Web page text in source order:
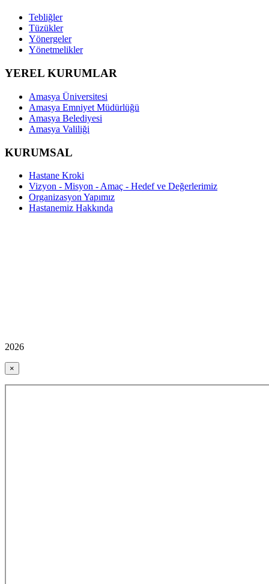
Tebliğler
Tüzükler
Yönergeler
Yönetmelikler
YEREL KURUMLAR
Amasya Üniversitesi
Amasya Emniyet Müdürlüğü
Amasya Belediyesi
Amasya Valiliği
KURUMSAL
Hastane Kroki
Vizyon - Misyon - Amaç - Hedef ve Değerlerimiz
Organizasyon Yapımız
Hastanemiz Hakkında
2026
×